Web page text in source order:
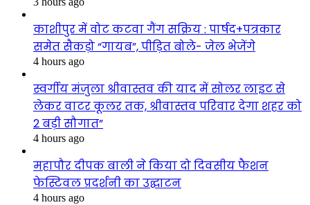
काशीपुर में वोट कटवा गैंग सक्रिय : पार्षद+पत्रकार
समेत सैकड़ो “गायब”, पीड़ित बोले- जेल भेजेंगे
4 hours ago
स्वर्गीय मंजुला श्रीवास्तव की याद में सोलर लाइट से
लेकर वाटर कूलर तक, श्रीवास्तव परिवार देगा शहर को
2 बड़ी सौगात”
4 hours ago
महापौर दीपक बाली ने किया दो दिवसीय फैशन
फेस्टिवल प्रदर्शनी का उद्घाटन
4 hours ago